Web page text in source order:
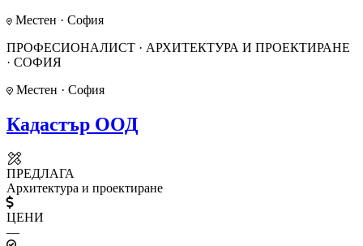
Местен · София
ПРОФЕСИОНАЛИСТ · АРХИТЕКТУРА И ПРОЕКТИРАНЕ
· СОФИЯ
Местен · София
Кадастър ООД
ПРЕДЛАГА
Архитектура и проектиране
ЦЕНИ
—